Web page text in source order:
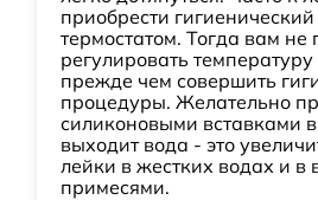
приобрести гигиенический
термостатом. Тогда вам не
регулировать
прежде чем совершить
процедуры. Желательно
силиконовыми вставками в
выходит вода - это
лейки в жестких водах и в
примесями.